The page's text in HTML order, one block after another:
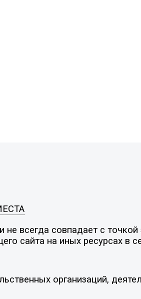
всегда совпадает с точкой
сайта на иных ресурсах в
организаций,